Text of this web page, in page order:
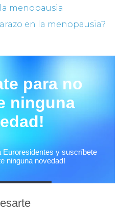
menopausia
en la menopausia?